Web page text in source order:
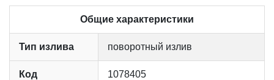
Общие характеристики
Тип излива поворотный излив
Код 1078405